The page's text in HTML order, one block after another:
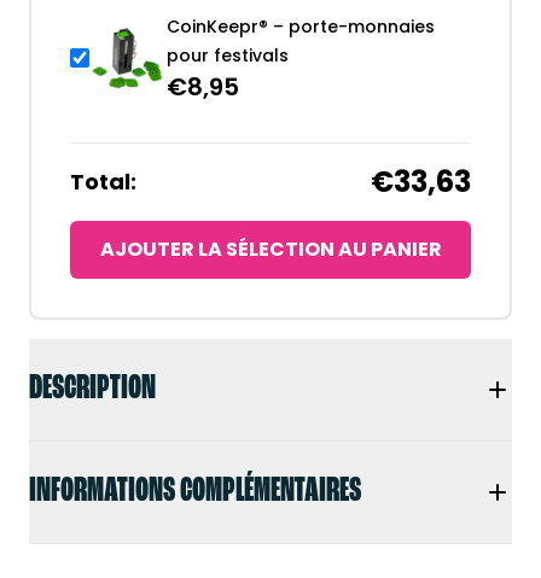
DESCRIPTION
INFORMATIONS COMPLÉMENTAIRES
CoinKeepr® – porte-monnaies
pour festivals
€8,95
Total: €33,63
AJOUTER LA SÉLECTION AU PANIER